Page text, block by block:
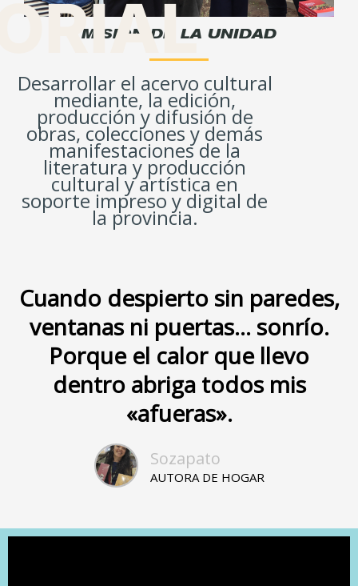
MISIÓN DE LA UNIDAD
Desarrollar el acervo cultural
mediante, la edición,
producción y difusión de
obras, colecciones y demás
manifestaciones de la
literatura y producción
cultural y artística en
soporte impreso y digital de
la provincia.
Cuando despierto sin paredes,
ventanas ni puertas... sonrío.
Porque el calor que llevo
dentro abriga todos mis
«afueras».
Sozapato
AUTORA DE HOGAR